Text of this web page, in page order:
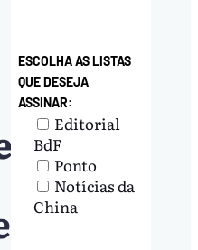
ESCOLHA AS LISTAS
QUE DESEJA
ASSINAR:
Editorial
BdF
Ponto
Notícias da
China